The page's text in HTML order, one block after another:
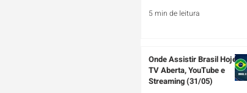
5 min de leitura
Onde Assistir Brasil Hoje:
TV Aberta, YouTube e
Streaming (31/05)